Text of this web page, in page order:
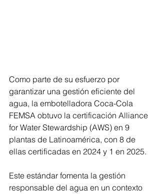
Como parte de su esfuerzo por
garantizar una gestión eficiente del
agua, la embotelladora Coca-Cola
FEMSA obtuvo la certificación Alliance
for Water Stewardship (AWS) en 9
plantas de Latinoamérica, con 8 de
ellas certificadas en 2024 y 1 en 2025.
Este estándar fomenta la gestión
responsable del agua en un contexto